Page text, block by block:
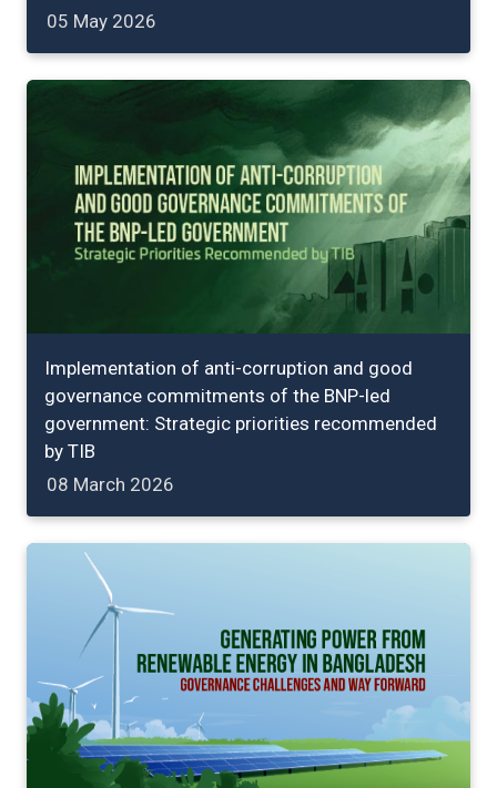
05 May 2026
Implementation of anti-corruption and good
governance commitments of the BNP-led
government: Strategic priorities recommended
by TIB
08 March 2026